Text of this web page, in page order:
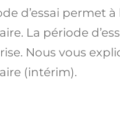
d’essai permet
La période
Nous vous
(intérim).